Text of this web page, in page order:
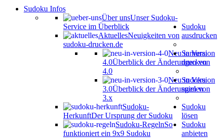
Sudoku Infos
Über unsUnser Sudoku-
Service im Überblick
AktuellesNeuigkeiten von
sudoku-drucken.de
Neu in Version
4.0Überblick der Änderungen von
4.0
Neu in Version
3.0Überblick der Änderungen von
3.x
Sudoku-
HerkunftDer Ursprung der Sudoku
Sudoku-RegelnSo
funktioniert ein 9x9 Sudoku
Sudoku
ausdrucken
Samurai
drucken
Sudoku
spielen
Sudoku
lösen
Sudoku
anbieten